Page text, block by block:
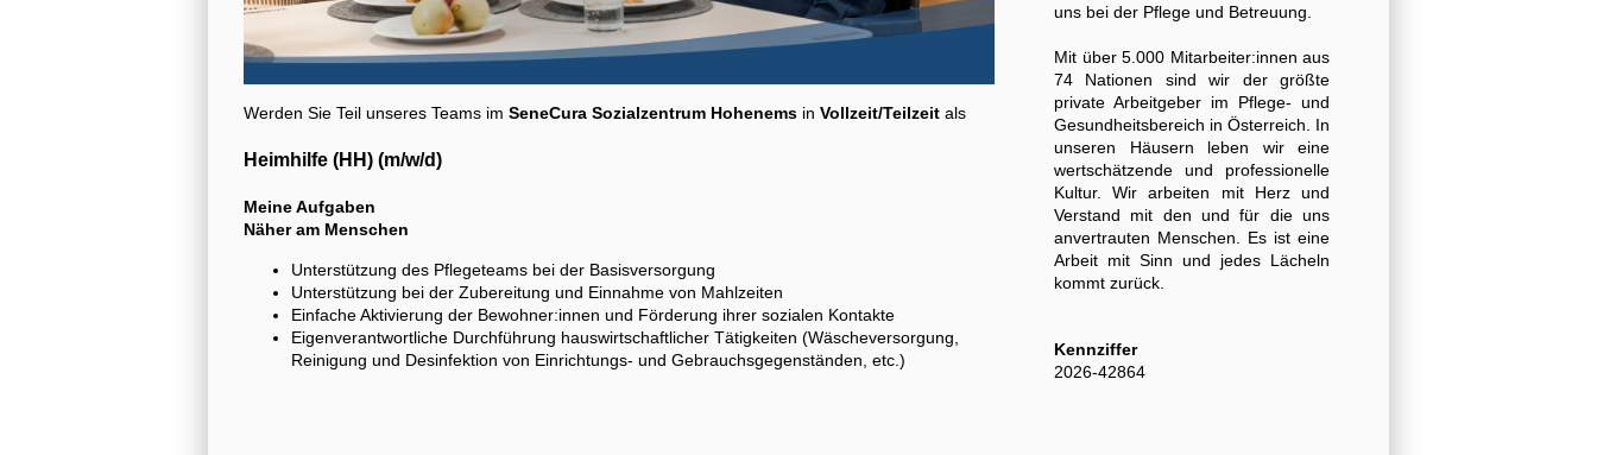
Werden Sie Teil unseres Teams im SeneCura Sozialzentrum Hohenems in Vollzeit/Teilzeit als
Heimhilfe (HH) (m/w/d)
Meine Aufgaben
Näher am Menschen
Unterstützung des Pflegeteams bei der Basisversorgung
Unterstützung bei der Zubereitung und Einnahme von Mahlzeiten
Einfache Aktivierung der Bewohner:innen und Förderung ihrer sozialen Kontakte
Eigenverantwortliche Durchführung hauswirtschaftlicher Tätigkeiten (Wäscheversorgung,
Reinigung und Desinfektion von Einrichtungs- und Gebrauchsgegenständen, etc.)
uns bei der Pflege und Betreuung.
Mit über 5.000 Mitarbeiter:innen aus
74 Nationen sind wir der größte
private Arbeitgeber im Pflege- und
Gesundheitsbereich in Österreich. In
unseren Häusern leben wir eine
wertschätzende und professionelle
Kultur. Wir arbeiten mit Herz und
Verstand mit den und für die uns
anvertrauten Menschen. Es ist eine
Arbeit mit Sinn und jedes Lächeln
kommt zurück.
Kennziffer
2026-42864